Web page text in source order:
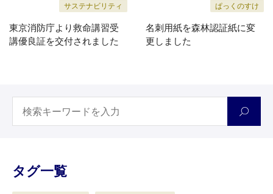
サステナビリティ
東京消防庁より救命講習受
講優良証を交付されました
ぱっくのすけ
名刺用紙を森林認証紙に変
更しました
タグ一覧